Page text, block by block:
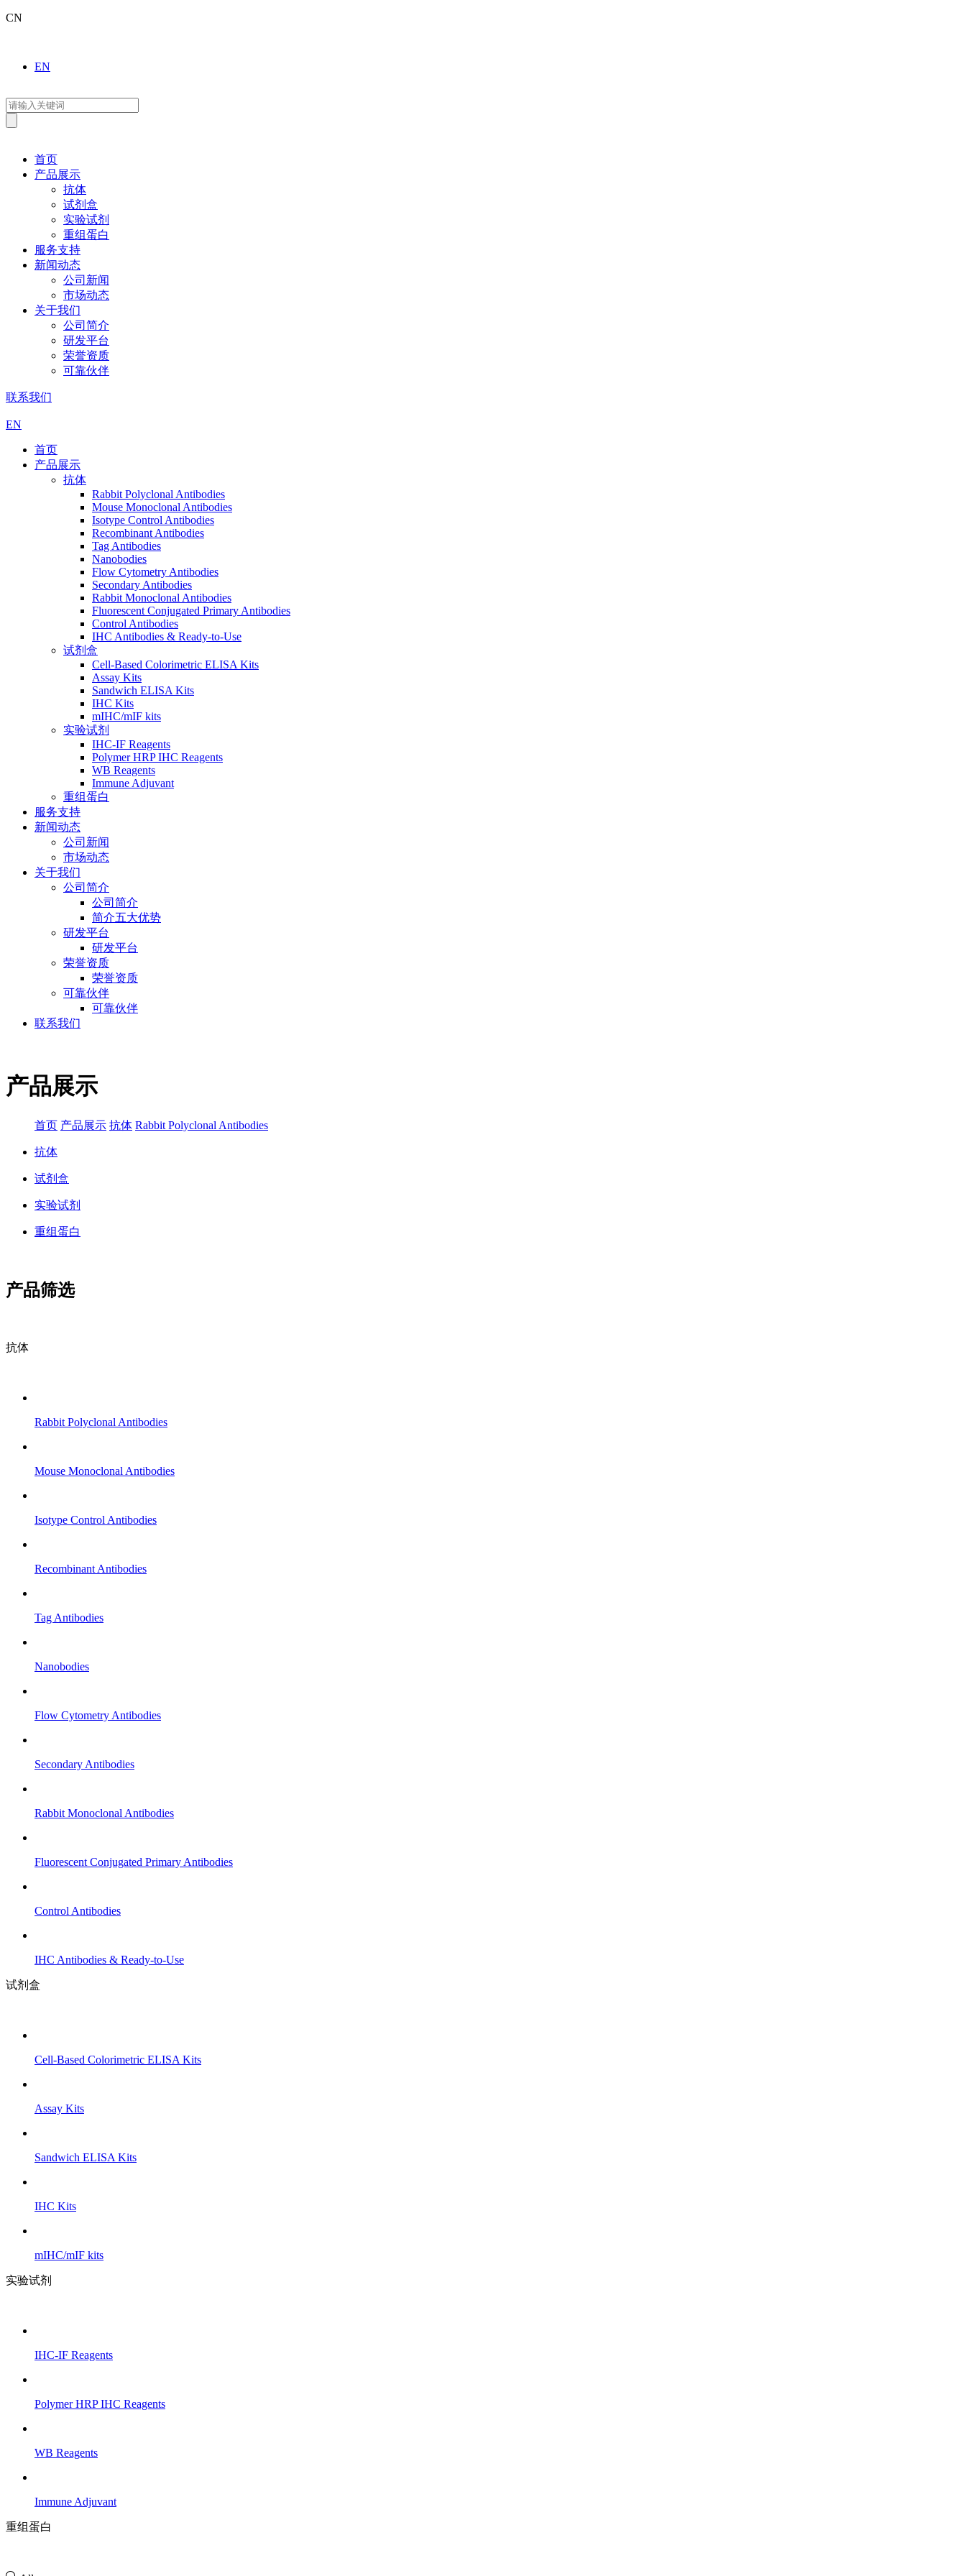
CN
EN
首页
产品展示
抗体
试剂盒
实验试剂
重组蛋白
服务支持
新闻动态
公司新闻
市场动态
关于我们
公司简介
研发平台
荣誉资质
可靠伙伴
联系我们
EN
首页
产品展示
抗体
Rabbit Polyclonal Antibodies
Mouse Monoclonal Antibodies
Isotype Control Antibodies
Recombinant Antibodies
Tag Antibodies
Nanobodies
Flow Cytometry Antibodies
Secondary Antibodies
Rabbit Monoclonal Antibodies
Fluorescent Conjugated Primary Antibodies
Control Antibodies
IHC Antibodies & Ready-to-Use
试剂盒
Cell-Based Colorimetric ELISA Kits
Assay Kits
Sandwich ELISA Kits
IHC Kits
mIHC/mIF kits
实验试剂
IHC-IF Reagents
Polymer HRP IHC Reagents
WB Reagents
Immune Adjuvant
重组蛋白
服务支持
新闻动态
公司新闻
市场动态
关于我们
公司简介
公司简介
简介五大优势
研发平台
研发平台
荣誉资质
荣誉资质
可靠伙伴
可靠伙伴
联系我们
产品展示
首页 产品展示 抗体 Rabbit Polyclonal Antibodies
抗体
试剂盒
实验试剂
重组蛋白
产品筛选
抗体
Rabbit Polyclonal Antibodies
Mouse Monoclonal Antibodies
Isotype Control Antibodies
Recombinant Antibodies
Tag Antibodies
Nanobodies
Flow Cytometry Antibodies
Secondary Antibodies
Rabbit Monoclonal Antibodies
Fluorescent Conjugated Primary Antibodies
Control Antibodies
IHC Antibodies & Ready-to-Use
试剂盒
Cell-Based Colorimetric ELISA Kits
Assay Kits
Sandwich ELISA Kits
IHC Kits
mIHC/mIF kits
实验试剂
IHC-IF Reagents
Polymer HRP IHC Reagents
WB Reagents
Immune Adjuvant
重组蛋白